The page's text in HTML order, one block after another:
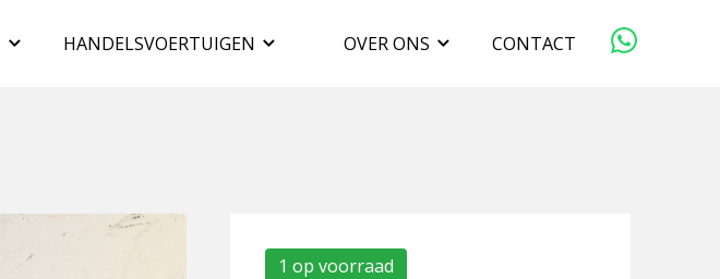
HANDELSVOERTUIGEN OVER ONS
DUURZAAMHEID
CONTACT
1 op voorraad